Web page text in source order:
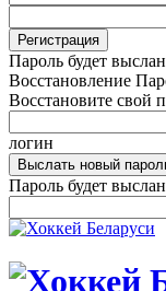
Пароль будет
Восстановление
Восстановите свой
логин
Пароль будет